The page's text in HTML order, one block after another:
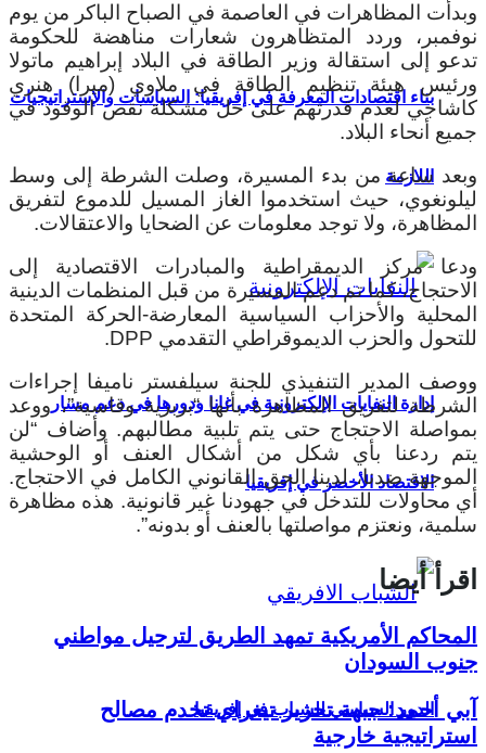
بناء اقتصادات المعرفة في إفريقيا: السياسات والإستراتيجيات
اللازمة
إدارة النفايات الإلكترونية في غانا ودورها في دعم مسار
الاقتصاد الأخضر في إفريقيا
الدور السياسي للشباب في إفريقيا
وبدأت المظاهرات في العاصمة في الصباح الباكر من يوم
نوفمبر، وردد المتظاهرون شعارات مناهضة للحكومة
تدعو إلى استقالة وزير الطاقة في البلاد إبراهيم ماتولا
ورئيس هيئة تنظيم الطاقة في ملاوي (ميرا) هنري
كاشاجي لعدم قدرتهم على حل مشكلة نقص الوقود في
جميع أنحاء البلاد.
وبعد ساعة من بدء المسيرة، وصلت الشرطة إلى وسط
ليلونغوي، حيث استخدموا الغاز المسيل للدموع لتفريق
المظاهرة، ولا توجد معلومات عن الضحايا والاعتقالات.
ودعا مركز الديمقراطية والمبادرات الاقتصادية إلى
الاحتجاج، كما تم دعم المسيرة من قبل المنظمات الدينية
المحلية والأحزاب السياسية المعارضة-الحركة المتحدة
للتحول والحزب الديموقراطي التقدمي DPP.
ووصف المدير التنفيذي للجنة سيلفستر ناميفا إجراءات
الشرطة لتفريق المظاهرة بأنها “بربرية وقاسية”، ووعد
بمواصلة الاحتجاج حتى يتم تلبية مطالبهم. وأضاف “لن
يتم ردعنا بأي شكل من أشكال العنف أو الوحشية
الموجهة ضدنا، لدينا الحق القانوني الكامل في الاحتجاج.
أي محاولات للتدخل في جهودنا غير قانونية. هذه مظاهرة
سلمية، ونعتزم مواصلتها بالعنف أو بدونه”.
اقرأ أيضا
المحاكم الأمريكية تمهد الطريق لترحيل مواطني
جنوب السودان
آبي أحمد: جبهة تحرير تيغراي تخدم مصالح
استراتيجية خارجية